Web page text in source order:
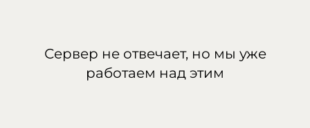
Сервер не отвечает, но мы уже
работаем над этим